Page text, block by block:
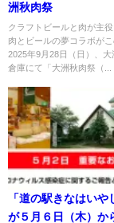
洲秋肉祭
クラフトビールと肉が主
肉とビールの夢コラボがこ
2025年9月28日（日）、大
倉庫にて「大洲秋肉祭（...
「道の駅きなはいや
が５月６日（木）か